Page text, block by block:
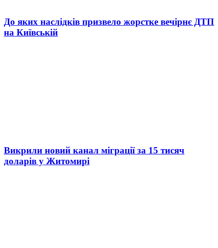
До яких наслідків призвело жорстке вечірнє ДТП
на Київській
Викрили новий канал міграції за 15 тисяч
доларів у Житомирі